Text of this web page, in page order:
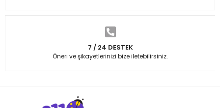
7 / 24 DESTEK
Öneri ve şikayetlerinizi bize iletebilirsiniz.